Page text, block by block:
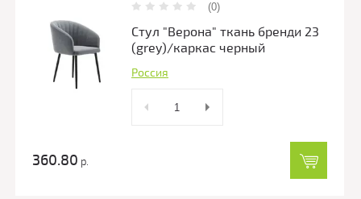
(0)
Стул "Верона" ткань бренди 23
(grey)/каркас черный
Россия
360.80 р.